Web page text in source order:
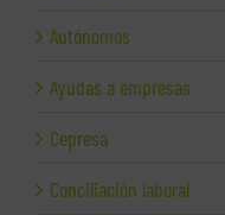
Autónomos
Ayudas a empresas
Cepresa
Conciliación laboral